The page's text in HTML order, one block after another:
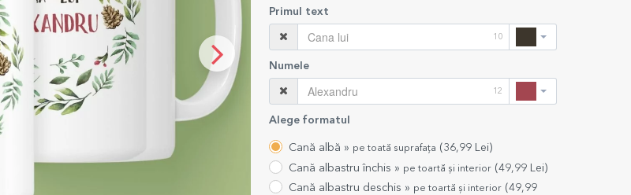
Primul text
10
Numele
12
Alege formatul
Cană albă » pe toată suprafața ( 36,99Lei)
Cană albastru închis » pe toartă și interior(49,99Lei)
Cană albastru deschis » pe toartă și interior(49,99